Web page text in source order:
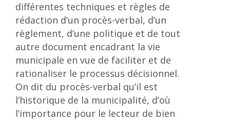
différentes techniques et règles de
rédaction d’un procès-verbal, d’un
règlement, d’une politique et de tout
autre document encadrant la vie
municipale en vue de faciliter et de
rationaliser le processus décisionnel.
On dit du procès-verbal qu’il est
l’historique de la municipalité, d’où
l’importance pour le lecteur de bien